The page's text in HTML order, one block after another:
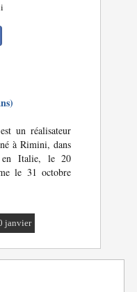
un réalisateur
à Rimini, dans
en Italie, le 20
le 31 octobre
janvier